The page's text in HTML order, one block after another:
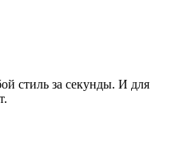
стиль за секунды. И для